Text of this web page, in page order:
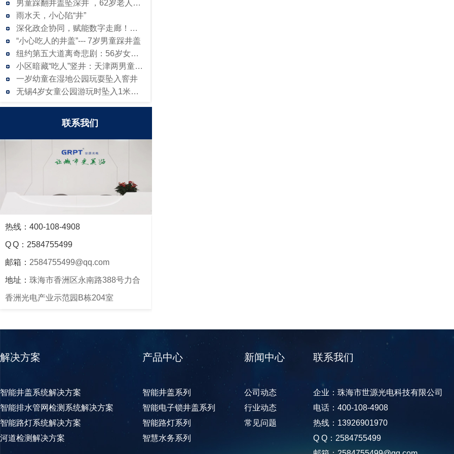
男童踩翻井盖坠深井 ，62岁老人不顾危险
雨水天，小心陷“井”
深化政企协同，赋能数字走廊！街道及科创城
“小心吃人的井盖”--- 7岁男童踩井盖
纽约第五大道离奇悲剧：56岁女子刚停好奔
小区暗藏“吃人”竖井：天津两男童从6米高
一岁幼童在湿地公园玩耍坠入窨井
无锡4岁女童公园游玩时坠入1米深井
联系我们
热线：400-108-4908
Q Q：2584755499
邮箱： 2584755499@qq.com
地址： 珠海市香洲区永南路388号力合
香洲光电产业示范园B栋204室
解决方案
智能井盖系统解决方案
智能排水管网检测系统解决方案
智能路灯系统解决方案
河道检测解决方案
产品中心
智能井盖系列
智能电子锁井盖系列
智能路灯系列
智慧水务系列
新闻中心
公司动态
行业动态
常见问题
联系我们
企业：珠海市世源光电科技有限公司
电话：400-108-4908
热线：13926901970
Q Q：2584755499